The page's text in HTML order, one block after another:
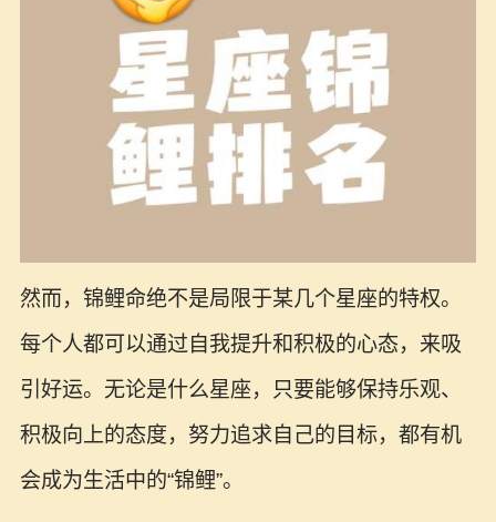
然而，锦鲤命绝不是局限于某几个星座的特权。
每个人都可以通过自我提升和积极的心态，来吸
引好运。无论是什么星座，只要能够保持乐观、
积极向上的态度，努力追求自己的目标，都有机
会成为生活中的“锦鲤”。